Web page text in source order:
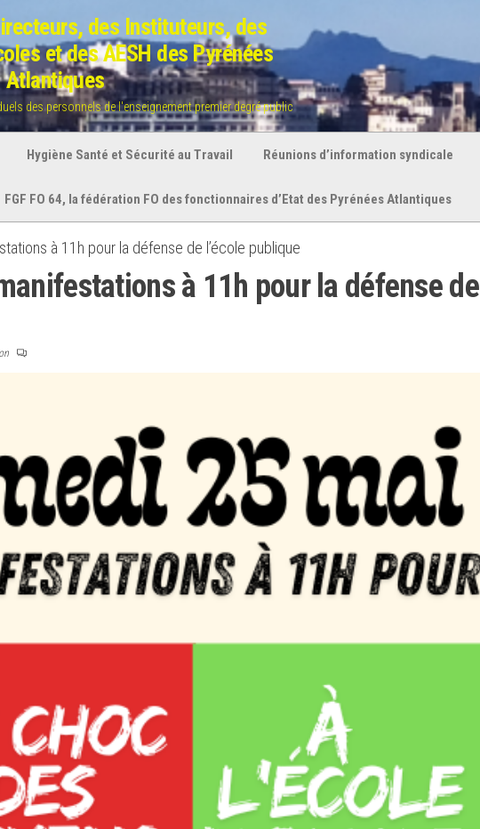
des Instituteurs, des
et des AESH des Pyrénées
Atlantiques
des personnels de l'enseignement premier degré public
Hygiène Santé et Sécurité au Travail Réunions d’information syndicale
FGF FO 64, la fédération FO des fonctionnaires d’Etat des Pyrénées Atlantiques
à 11h pour la défense de l’école publique
à 11h pour la défense de